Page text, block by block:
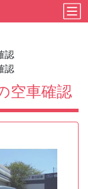
認
認
空車確認